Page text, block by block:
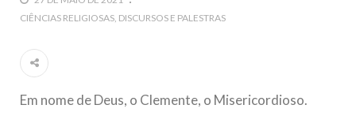
Em nome de Deus, O Clemente, O Misericordioso! O Centro
Islâmico no Brasil parabeniza a nação islâmica pela chegada
no ano novo muçulmano de 1435 Hejrita. Desejamos a
CIÊNCIAS RELIGIOSAS DISCURSOS E PALESTRAS
Em nome de Deus, o Clemente, o Misericordioso.